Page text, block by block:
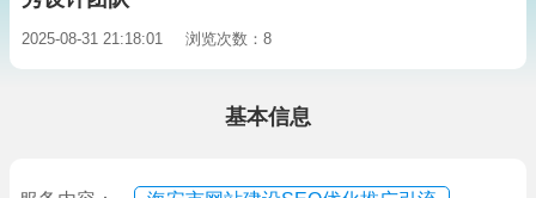
2025-08-31 21:18:01 浏览次数：8
基本信息